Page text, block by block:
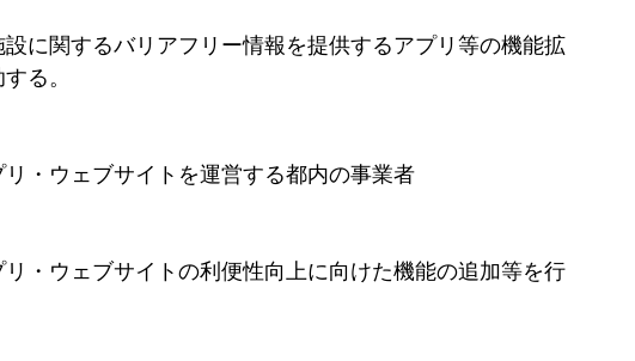
に関するバリアフリー情報を提供するアプリ等の機能拡
る。
・ウェブサイトを運営する都内の事業者
・ウェブサイトの利便性向上に向けた機能の追加等を行